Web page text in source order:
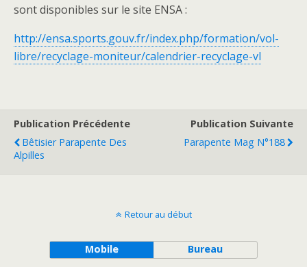
sont disponibles sur le site ENSA :
http://ensa.sports.gouv.fr/index.php/formation/vol-
libre/recyclage-moniteur/calendrier-recyclage-vl
Publication Précédente
Bêtisier Parapente Des
Alpilles
Publication Suivante
Parapente Mag N°188
Retour au début
Mobile Bureau